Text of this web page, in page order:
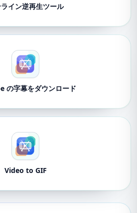
イン逆再生ツール
の字幕をダウンロード
Video to GIF